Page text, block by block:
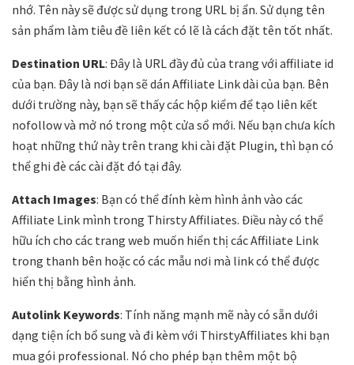
nhớ. Tên này sẽ được sử dụng trong URL bị ẩn. Sử dụng tên
sản phẩm làm tiêu đề liên kết có lẽ là cách đặt tên tốt nhất.
Destination URL: Đây là URL đầy đủ của trang với affiliate id
của bạn. Đây là nơi bạn sẽ dán Affiliate Link dài của bạn. Bên
dưới trường này, bạn sẽ thấy các hộp kiểm để tạo liên kết
nofollow và mở nó trong một cửa sổ mới. Nếu bạn chưa kích
hoạt những thứ này trên trang khi cài đặt Plugin, thì bạn có
thể ghi đè các cài đặt đó tại đây.
Attach Images: Bạn có thể đính kèm hình ảnh vào các
Affiliate Link mình trong Thirsty Affiliates. Điều này có thể
hữu ích cho các trang web muốn hiển thị các Affiliate Link
trong thanh bên hoặc có các mẫu nơi mà link có thể được
hiển thị bằng hình ảnh.
Autolink Keywords: Tính năng mạnh mẽ này có sẵn dưới
dạng tiện ích bổ sung và đi kèm với ThirstyAffiliates khi bạn
mua gói professional. Nó cho phép bạn thêm một bộ